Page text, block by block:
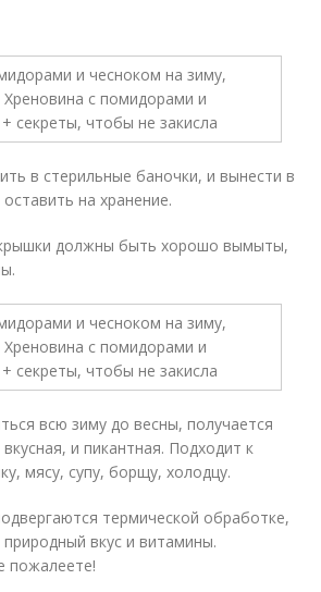
в стерильные баночки, и вынести в
на хранение.
должны быть хорошо вымыты,
всю зиму до весны, получается
и пикантная. Подходит к
мясу, супу, борщу, холодцу.
термической обработке,
вкус и витамины.
пожалеете!